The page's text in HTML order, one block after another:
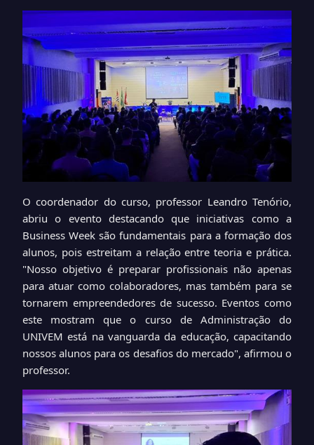
O coordenador do curso, professor Leandro Tenório,
abriu o evento destacando que iniciativas como a
Business Week são fundamentais para a formação dos
alunos, pois estreitam a relação entre teoria e prática.
"Nosso objetivo é preparar profissionais não apenas
para atuar como colaboradores, mas também para se
tornarem empreendedores de sucesso. Eventos como
este mostram que o curso de Administração do
UNIVEM está na vanguarda da educação, capacitando
nossos alunos para os desafios do mercado", afirmou o
professor.